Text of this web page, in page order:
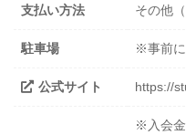
支払い方法 その他
駐車場 ※事前に
公式サイト https://
※入会金